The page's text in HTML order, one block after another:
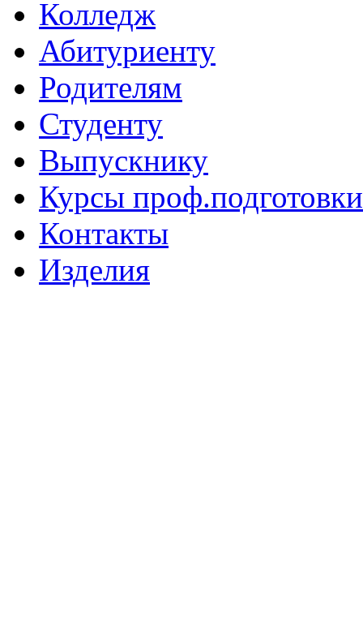
Колледж
Абитуриенту
Родителям
Студенту
Выпускнику
Курсы проф.подготовки
Контакты
Изделия